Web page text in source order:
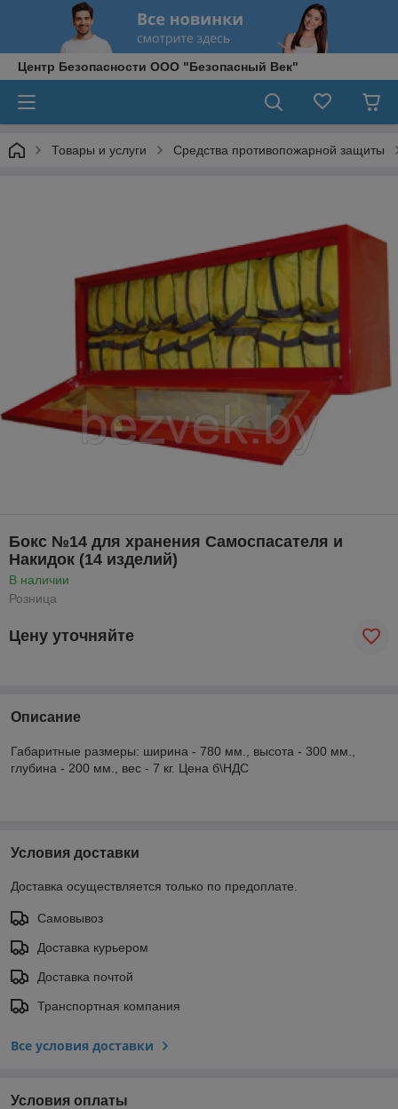
Центр Безопасности ООО "Безопасный Век"
Товары и услуги Средства противопожарной защиты
Бокс №14 для хранения Самоспасателя и
Накидок (14 изделий)
В наличии
Розница
Цену уточняйте
Описание
Габаритные размеры: ширина - 780 мм., высота - 300 мм.,
глубина - 200 мм., вес - 7 кг. Цена б\НДС
Условия доставки
Доставка осуществляется только по предоплате.
Самовывоз
Доставка курьером
Доставка почтой
Транспортная компания
Все условия доставки
Условия оплаты